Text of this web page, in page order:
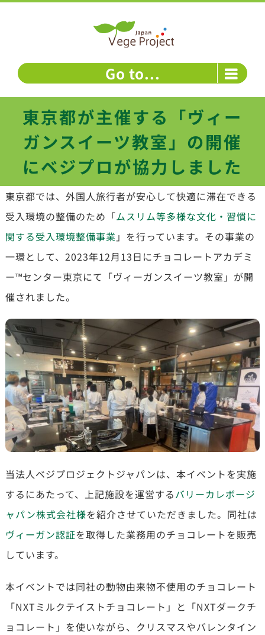
Go to...
東京都が主催する「ヴィー
ガンスイーツ教室」の開催
にベジプロが協力しました
東京都では、外国人旅行者が安心して快適に滞在できる
受入環境の整備のため「ムスリム等多様な文化・習慣に
関する受入環境整備事業 」を行っています。その事業の
一環として、2023年12月13日にチョコレートアカデミ
ー™センター東京にて「ヴィーガンスイーツ教室」が開
催されました。
当法人ベジプロジェクトジャパンは、本イベントを実施
するにあたって、上記施設を運営するバリーカレボージ
ャパン株式会社様を紹介させていただきました。同社は
ヴィーガン認証を取得した業務用のチョコレートを販売
しています。
本イベントでは同社の動物由来物不使用のチョコレート
「NXTミルクテイストチョコレート」と「NXTダークチ
ョコレート」を使いながら、クリスマスやバレンタイン